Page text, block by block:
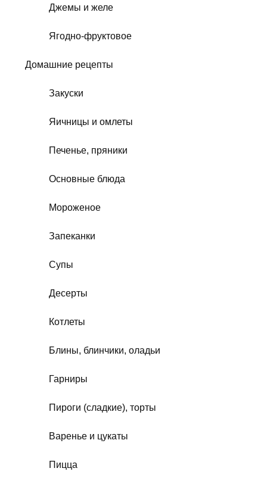
Джемы и желе
Ягодно-фруктовое
Домашние рецепты
Закуски
Яичницы и омлеты
Печенье, пряники
Основные блюда
Мороженое
Запеканки
Супы
Десерты
Котлеты
Блины, блинчики, оладьи
Гарниры
Пироги (сладкие), торты
Варенье и цукаты
Пицца